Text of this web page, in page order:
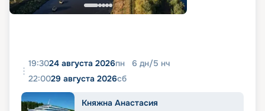
19:3024 августа 2026пн 6 дн/5 нч
22:0029 августа 2026сб
Княжна Анастасия